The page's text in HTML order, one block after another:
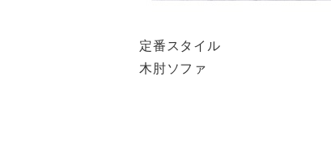
定番スタイル
木肘ソファ